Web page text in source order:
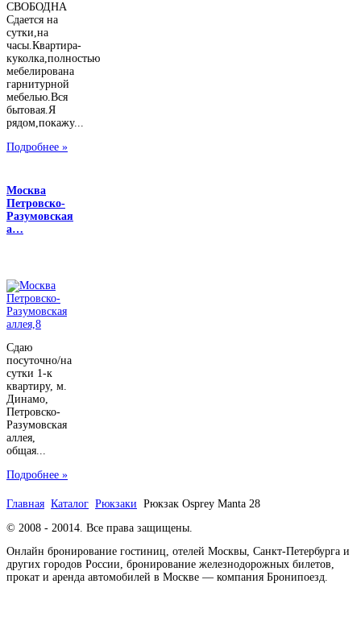
СВОБОДНА
Сдается на
сутки,на
часы.Квартира-
куколка,полностью
мебелирована
гарнитурной
мебелью.Вся
бытовая.Я
рядом,покажу...
Подробнее »
Москва
Петровско-
Разумовская
а…
Сдаю
посуточно/на
сутки 1-к
квартиру, м.
Динамо,
Петровско-
Разумовская
аллея,
общая...
Подробнее »
Главная Каталог Рюкзаки Рюкзак Osprey Manta 28
© 2008 - 20014. Все права защищены.
Онлайн бронирование гостиниц, отелей Москвы, Санкт-Петербурга и
других городов России, бронирование железнодорожных билетов,
прокат и аренда автомобилей в Москве — компания Бронипоезд.